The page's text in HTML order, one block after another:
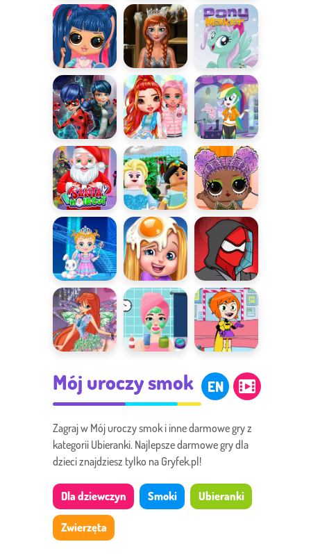
LOL Surprise
Upiększ
swoją ekipę
Stwórz
własnego
Kucyka
LOL Surprise
2
Księżniczka
na Halloween
Kreator My
Little Pony
Ubieranka z
Biedronką
Dziewczyny z
Instagrama
Kucykowa
Fotobudka
Mikołaj u
fryzjera
Księżniczki
LEGO
LOL Surprise
3
Lodowa
Księżniczka
Chef Kids
Strój
Spidermana
Winx
księżniczka
Bohatera
Mój uroczy smok EN
Zagraj w Mój uroczy smok i inne darmowe gry z
kategorii Ubieranki. Najlepsze darmowe gry dla
dzieci znajdziesz tylko na Gryfek.pl!
Dla dziewczyn Smoki Ubieranki
Zwierzęta